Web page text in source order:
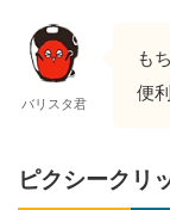
バリスタ君
も
便
ピクシークリ